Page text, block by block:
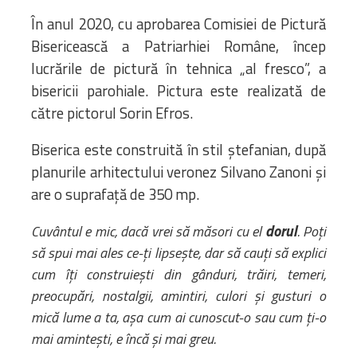
În anul 2020, cu aprobarea Comisiei de Pictură
Bisericească a Patriarhiei Române, încep
lucrările de pictură în tehnica „al fresco”, a
bisericii parohiale. Pictura este realizată de
către pictorul Sorin Efros.
Biserica este construită în stil ştefanian, după
planurile arhitectului veronez Silvano Zanoni şi
are o suprafaţă de 350 mp.
Cuvântul e mic, dacă vrei să măsori cu eldorul. Poți
să spui mai ales ce-ți lipsește, dar să cauți să explici
cum îți construiești din gânduri, trăiri, temeri,
preocupări, nostalgii, amintiri, culori și gusturi o
mică lume a ta, așa cum ai cunoscut-o sau cum ți-o
mai amintești, e încă și mai greu.